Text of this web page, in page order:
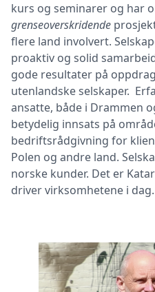
kurs og seminarer og har
grenseoverskridende
flere land involvert.
proaktiv og solid
gode resultater på
utenlandske selskaper.
ansatte, både i Drammen
betydelig innsats på
bedriftsrådgivning for
Polen og andre land.
norske kunder. Det er
driver virksomhetene i dag.